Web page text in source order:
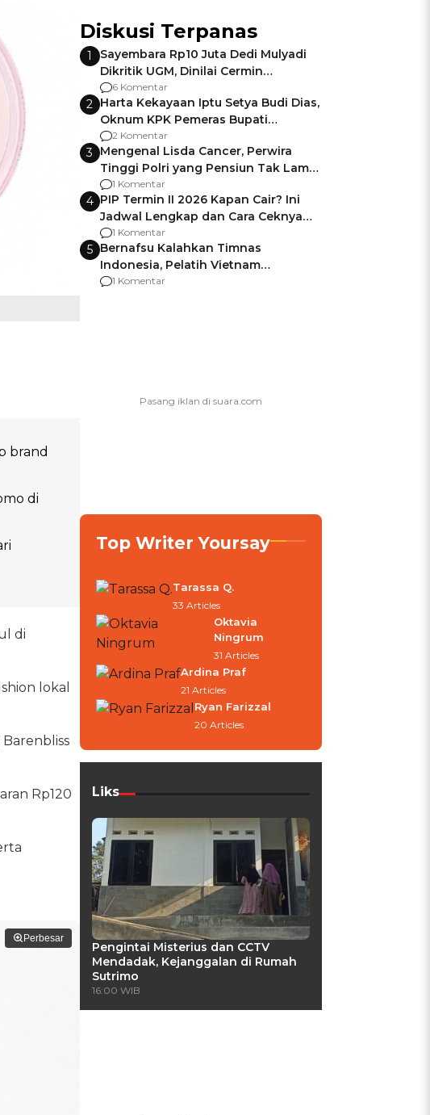
brand
di
di
lokal
Rp120
Perbesar
Diskusi Terpanas
1
Sayembara Rp10 Juta Dedi Mulyadi
Dikritik UGM, Dinilai Cermin
Gagalnya Negara Jamin Keamanan
6 Komentar
2 Harta Kekayaan Iptu Setya Budi Dias,
Oknum KPK Pemeras Bupati
Pemalang
2 Komentar
3 Mengenal Lisda Cancer, Perwira
Tinggi Polri yang Pensiun Tak Lama
Usai Jadi Brigjen
1 Komentar
4 PIP Termin II 2026 Kapan Cair? Ini
Jadwal Lengkap dan Cara Ceknya
agar Dana Tidak Hangus!
1 Komentar
5 Bernafsu Kalahkan Timnas
Indonesia, Pelatih Vietnam
Berencana Pakai Jimat di Pakansari
1 Komentar
Top Writer Yoursay
Tarassa Q.
33 Articles
Oktavia
Ningrum
31 Articles
Ardina Praf
21 Articles
Ryan Farizzal
20 Articles
Liks
Pengintai Misterius dan CCTV
Mendadak, Kejanggalan di Rumah
Sutrimo
16:00 WIB